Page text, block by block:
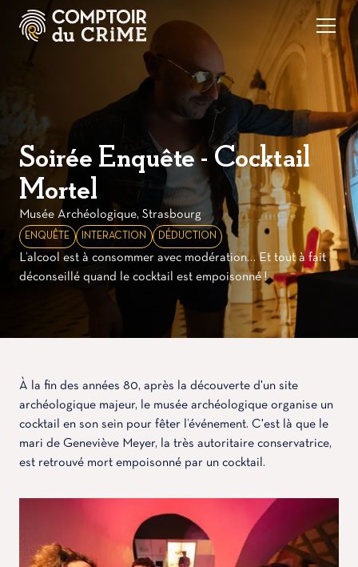
Soirée Enquête - Cocktail
Mortel
Musée Archéologique, Strasbourg
ENQUÊTE INTERACTION DÉDUCTION
L’alcool est à consommer avec modération… Et tout à fait
déconseillé quand le cocktail est empoisonné !
À la fin des années 80, après la découverte d'un site
archéologique majeur, le musée archéologique organise un
cocktail en son sein pour fêter l’événement. C'est là que le
mari de Geneviève Meyer, la très autoritaire conservatrice,
est retrouvé mort empoisonné par un cocktail.